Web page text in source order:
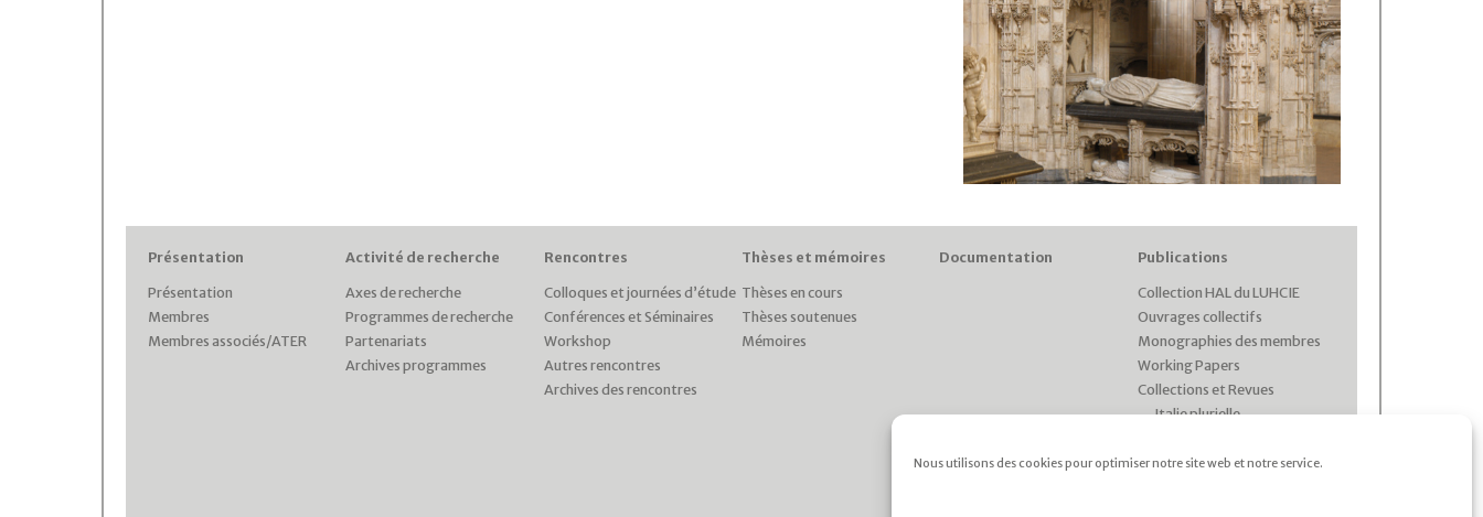
Nous utilisons des cookies pour optimiser notre site web et notre service.
Présentation
Présentation
Membres
Membres associés/ATER
Activité de recherche
Axes de recherche
Programmes de recherche
Partenariats
Archives programmes
Rencontres
Colloques et journées d’étude
Conférences et Séminaires
Workshop
Autres rencontres
Archives des rencontres
Thèses et mémoires
Thèses en cours
Thèses soutenues
Mémoires
Documentation Publications
Collection HAL du LUHCIE
Ouvrages collectifs
Monographies des membres
Working Papers
Collections et Revues
Italie plurielle
Les cahiers du CRHIPA